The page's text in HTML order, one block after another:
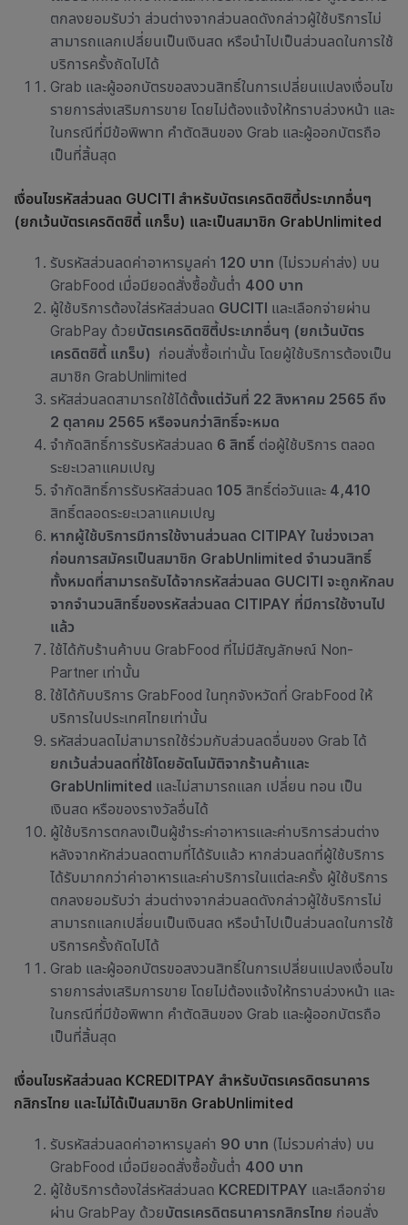
ตกลงยอมรับว่า ส่วนต่างจากส่วนลดดังกล่าวผู้ใช้บริการไม่
สามารถแลกเปลี่ยนเป็นเงินสด หรือนำไปเป็นส่วนลดในการใช้
บริการครั้งถัดไปได้
Grab และผู้ออกบัตรขอสงวนสิทธิ์ในการเปลี่ยนแปลงเงื่อนไข
รายการส่งเสริมการขาย โดยไม่ต้องแจ้งให้ทราบล่วงหน้า และ
ในกรณีที่มีข้อพิพาท คำตัดสินของ Grab และผู้ออกบัตรถือ
เป็นที่สิ้นสุด
เงื่อนไขรหัสส่วนลด GUCITI สำหรับบัตรเครดิตซิตี้ประเภทอื่นๆ
(ยกเว้นบัตรเครดิตซิตี้ แกร็บ) และเป็นสมาชิก GrabUnlimited
รับรหัสส่วนลดค่าอาหารมูลค่า 120 บาท (ไม่รวมค่าส่ง) บน
GrabFood เมื่อมียอดสั่งซื้อขั้นต่ำ 400 บาท
ผู้ใช้บริการต้องใส่รหัสส่วนลด GUCITI และเลือกจ่ายผ่าน
GrabPay ด้วยบัตรเครดิตซิตี้ประเภทอื่นๆ (ยกเว้นบัตร
เครดิตซิตี้ แกร็บ) ก่อนสั่งซื้อเท่านั้น โดยผู้ใช้บริการต้องเป็น
สมาชิก GrabUnlimited
รหัสส่วนลดสามารถใช้ได้ตั้งแต่วันที่ 22 สิงหาคม 2565 ถึง
2 ตุลาคม 2565 หรือจนกว่าสิทธิ์จะหมด
จำกัดสิทธิ์การรับรหัสส่วนลด 6 สิทธิ์ ต่อผู้ใช้บริการ ตลอด
ระยะเวลาแคมเปญ
จำกัดสิทธิ์การรับรหัสส่วนลด 105 สิทธิ์ต่อวันและ 4,410
สิทธิ์ตลอดระยะเวลาแคมเปญ
หากผู้ใช้บริการมีการใช้งานส่วนลด CITIPAY ในช่วงเวลา
ก่อนการสมัครเป็นสมาชิก GrabUnlimited จำนวนสิทธิ์
ทั้งหมดที่สามารถรับได้จากรหัสส่วนลด GUCITI จะถูกหักลบ
จากจำนวนสิทธิ์ของรหัสส่วนลด CITIPAY ที่มีการใช้งานไป
แล้ว
ใช้ได้กับร้านค้าบน GrabFood ที่ไม่มีสัญลักษณ์ Non-
Partner เท่านั้น
ใช้ได้กับบริการ GrabFood ในทุกจังหวัดที่ GrabFood ให้
บริการในประเทศไทยเท่านั้น
รหัสส่วนลดไม่สามารถใช้ร่วมกับส่วนลดอื่นของ Grab ได้
ยกเว้นส่วนลดที่ใช้โดยอัตโนมัติจากร้านค้าและ
GrabUnlimited และไม่สามารถแลก เปลี่ยน ทอน เป็น
เงินสด หรือของรางวัลอื่นได้
ผู้ใช้บริการตกลงเป็นผู้ชำระค่าอาหารและค่าบริการส่วนต่าง
หลังจากหักส่วนลดตามที่ได้รับแล้ว หากส่วนลดที่ผู้ใช้บริการ
ได้รับมากกว่าค่าอาหารและค่าบริการในแต่ละครั้ง ผู้ใช้บริการ
ตกลงยอมรับว่า ส่วนต่างจากส่วนลดดังกล่าวผู้ใช้บริการไม่
สามารถแลกเปลี่ยนเป็นเงินสด หรือนำไปเป็นส่วนลดในการใช้
บริการครั้งถัดไปได้
Grab และผู้ออกบัตรขอสงวนสิทธิ์ในการเปลี่ยนแปลงเงื่อนไข
รายการส่งเสริมการขาย โดยไม่ต้องแจ้งให้ทราบล่วงหน้า และ
ในกรณีที่มีข้อพิพาท คำตัดสินของ Grab และผู้ออกบัตรถือ
เป็นที่สิ้นสุด
เงื่อนไขรหัสส่วนลด KCREDITPAY สำหรับบัตรเครดิตธนาคาร
กสิกรไทย และไม่ได้เป็นสมาชิก GrabUnlimited
รับรหัสส่วนลดค่าอาหารมูลค่า 90 บาท (ไม่รวมค่าส่ง) บน
GrabFood เมื่อมียอดสั่งซื้อขั้นต่ำ 400 บาท
ผู้ใช้บริการต้องใส่รหัสส่วนลด KCREDITPAY และเลือกจ่าย
ผ่าน GrabPay ด้วยบัตรเครดิตธนาคารกสิกรไทย ก่อนสั่ง